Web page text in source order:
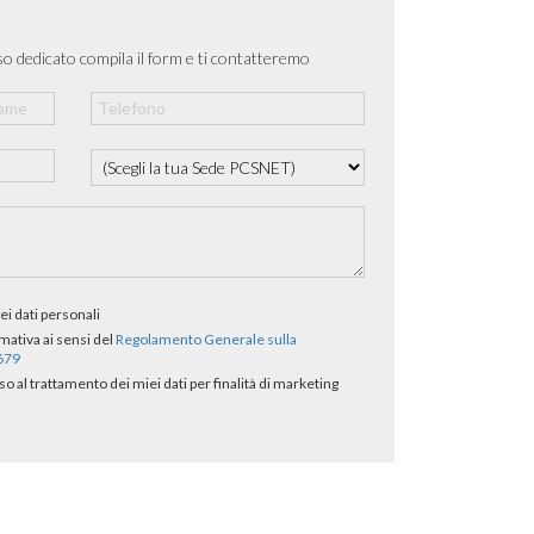
dedicato compila il form e ti contatteremo
dati personali
ai sensi del Regolamento Generale sulla
al trattamento dei miei dati per finalità di marketing